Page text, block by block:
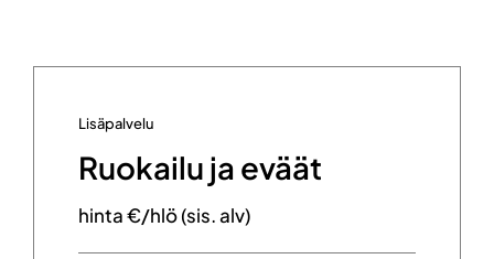
Lisäpalvelu
Ruokailu ja eväät
hinta €/hlö (sis. alv)